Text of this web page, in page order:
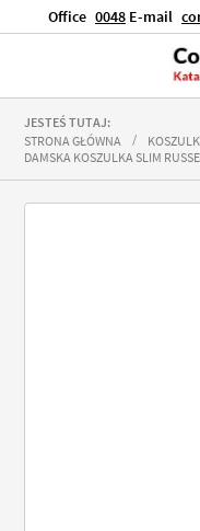
Office 0048 E-mail
JESTEŚ TUTAJ:
STRONA GŁÓWNA
DAMSKA KOSZULKA SLIM